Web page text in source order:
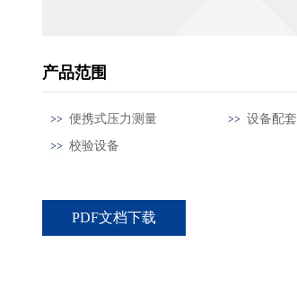
产品范围
便携式压力测量
设备配套
校验设备
PDF文档下载